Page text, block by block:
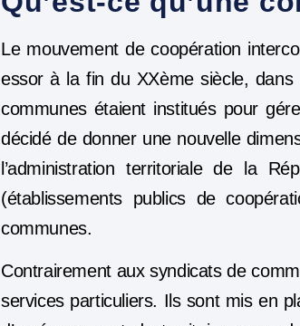
Le mouvement de coopération
essor à la fin du XXème siècle, dans
communes étaient institués pour
décidé de donner une nouvelle
l’administration territoriale de la
(établissements publics de
communes.
Contrairement aux syndicats de
services particuliers. Ils sont mis en